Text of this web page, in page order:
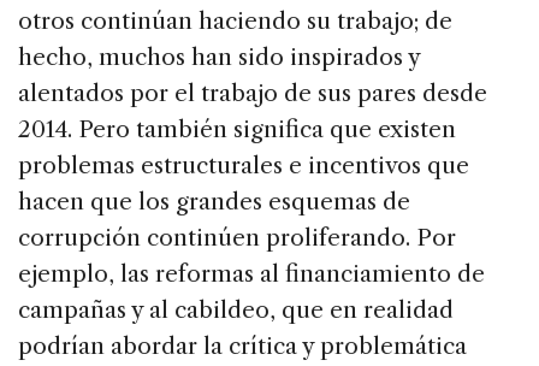
otros continúan haciendo su trabajo; de
hecho, muchos han sido inspirados y
alentados por el trabajo de sus pares desde
2014. Pero también significa que existen
problemas estructurales e incentivos que
hacen que los grandes esquemas de
corrupción continúen proliferando. Por
ejemplo, las reformas al financiamiento de
campañas y al cabildeo, que en realidad
podrían abordar la crítica y problemática